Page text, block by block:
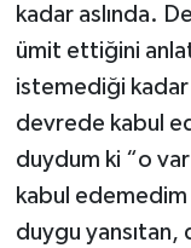
kadar aslında.
ümit ettiğini
istemediği kadar
devrede kabul
duydum ki “o
kabul
duygu yansıtan,